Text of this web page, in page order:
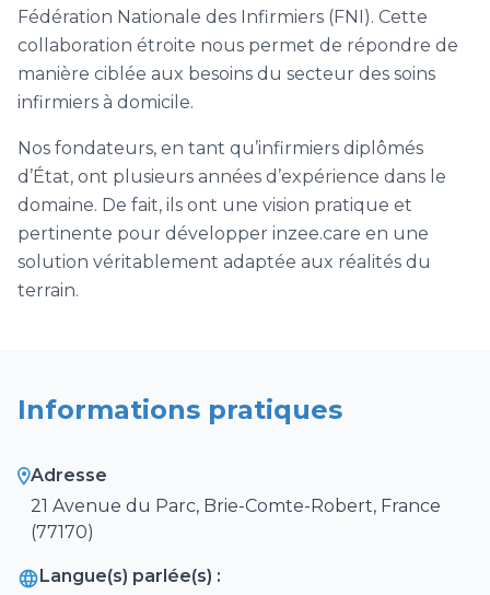
Fédération Nationale des Infirmiers (FNI). Cette
collaboration étroite nous permet de répondre de
manière ciblée aux besoins du secteur des soins
infirmiers à domicile.
Nos fondateurs, en tant qu’infirmiers diplômés
d’État, ont plusieurs années d’expérience dans le
domaine. De fait, ils ont une vision pratique et
pertinente pour développer inzee.care en une
solution véritablement adaptée aux réalités du
terrain.
Informations pratiques
Adresse
21 Avenue du Parc, Brie-Comte-Robert, France
(77170)
Langue(s) parlée(s) :